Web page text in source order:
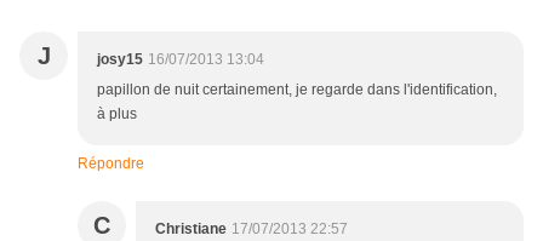
J josy15 16/07/2013 13:04
papillon de nuit certainement, je regarde dans l'identification,
à plus
Répondre
C Christiane 17/07/2013 22:57